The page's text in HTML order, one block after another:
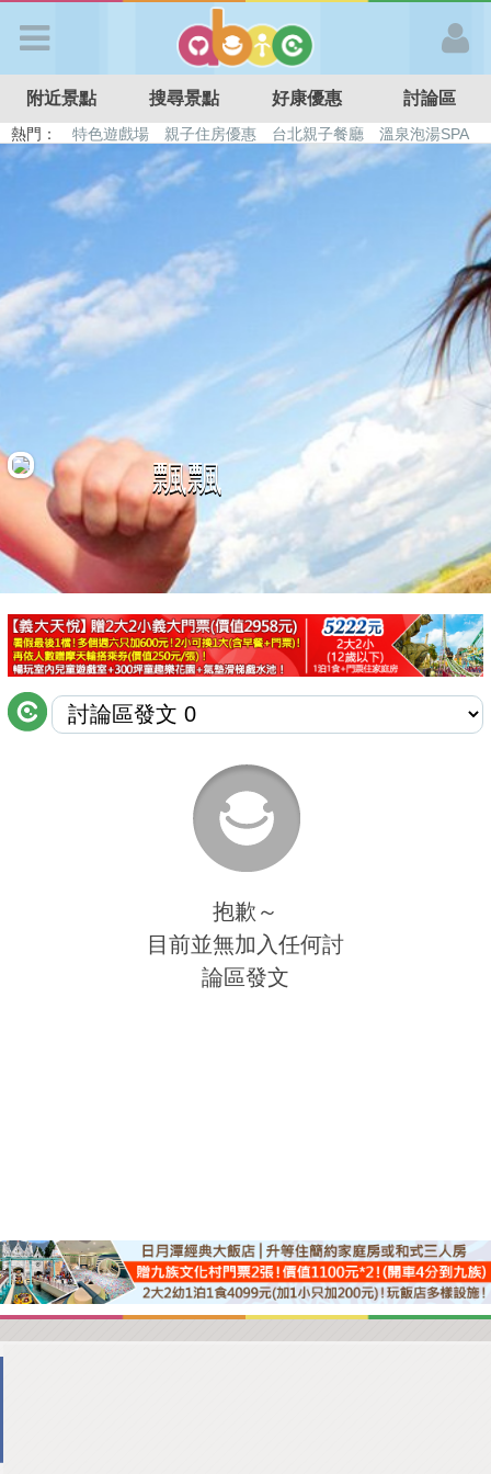
APP登入
首 頁
搜尋景點
好康優惠
最新留言
商家合作
推薦景點
討論區
聯絡我們
附近景點 搜尋景點 好康優惠 討論區
熱門： 特色遊戲場 親子住房優惠 台北親子餐廳
溫泉泡湯SPA
溜滑梯民宿
觀光工廠 日本親子景點
飄飄
抱歉～
目前並無加入任何討
論區發文